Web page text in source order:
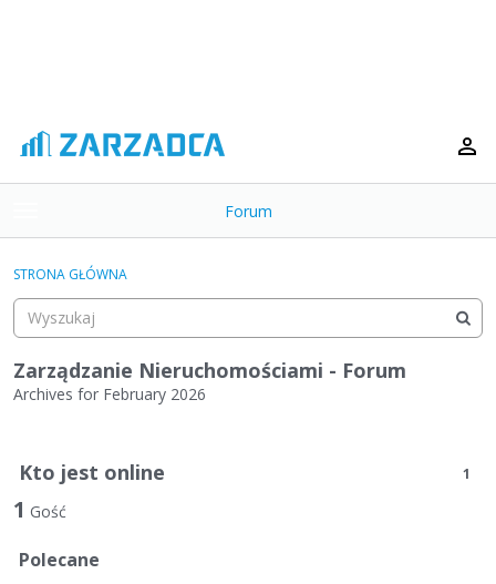
o
g
e
m
e
n
Forum
Kategorie
Dyskusje
Aktywność
STRONA GŁÓWNA
Zarządzanie Nieruchomościami - Forum
Archives for February 2026
s
t
d
Kto jest online 1
1 Gość
Polecane